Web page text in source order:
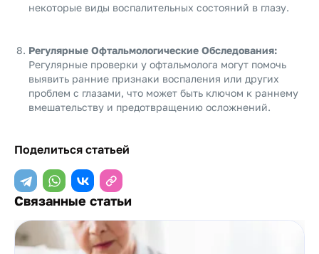
некоторые виды воспалительных состояний в глазу.
Регулярные Офтальмологические Обследования:
Регулярные проверки у офтальмолога могут помочь
выявить ранние признаки воспаления или других
проблем с глазами, что может быть ключом к раннему
вмешательству и предотвращению осложнений.
Поделиться статьей
Связанные статьи